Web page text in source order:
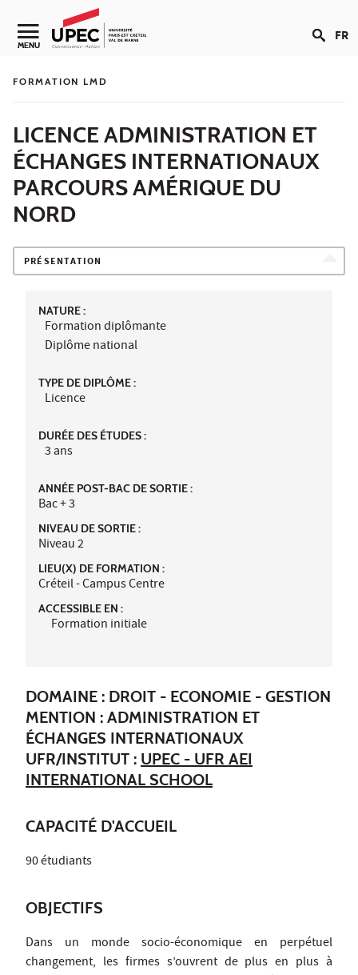
Aller au contenu
Navigation secondaire
MENU FR
FORMATION LMD
LICENCE ADMINISTRATION ET
ÉCHANGES INTERNATIONAUX
PARCOURS AMÉRIQUE DU
NORD
PRÉSENTATION
NATURE :
Formation diplômante
Diplôme national
TYPE DE DIPLÔME :
Licence
DURÉE DES ÉTUDES :
3 ans
ANNÉE POST-BAC DE SORTIE :
Bac + 3
NIVEAU DE SORTIE :
Niveau 2
LIEU(X) DE FORMATION :
Créteil - Campus Centre
ACCESSIBLE EN :
Formation initiale
DOMAINE : DROIT - ECONOMIE - GESTION
MENTION : ADMINISTRATION ET
ÉCHANGES INTERNATIONAUX
UFR/INSTITUT : UPEC - UFR AEI
INTERNATIONAL SCHOOL
CAPACITÉ D'ACCUEIL
90 étudiants
OBJECTIFS
Dans un monde socio-économique en perpétuel
changement, les firmes s’ouvrent de plus en plus à